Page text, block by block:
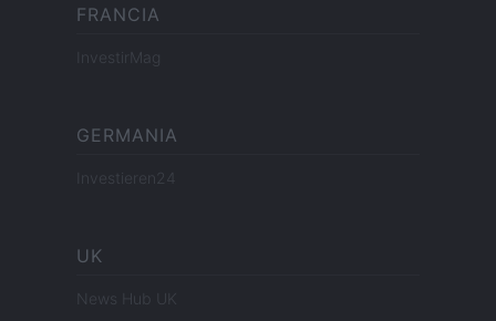
FRANCIA
InvestirMag
GERMANIA
Investieren24
UK
News Hub UK